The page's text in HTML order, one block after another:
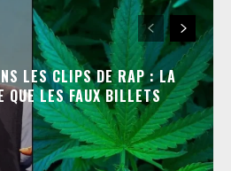
LES CLIPS DE RAP : LA
QUE LES FAUX BILLETS